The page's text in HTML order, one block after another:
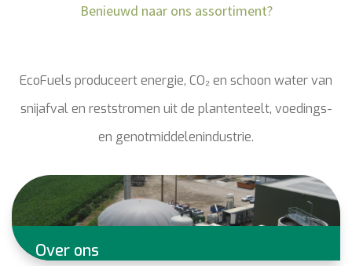
Benieuwd naar ons assortiment?
EcoFuels produceert energie, CO₂ en schoon water van
snijafval en reststromen uit de plantenteelt, voedings-
en genotmiddelenindustrie.
Over ons